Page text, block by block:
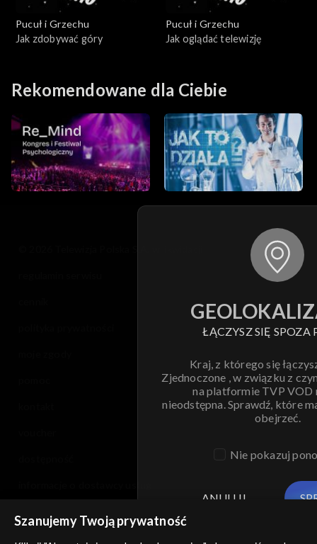
Pucuł i Grzechu
Jak zdobywać góry
Pucuł i Grzechu
Jak oglądać telewizję
Rekomendowane dla Ciebie
ŁĄCZYSZ SIĘ SPOZA
Kraj, z którego się
Zjednoczone , w związku z
na platformie TVP VOD
nieodstępna. Sprawdź, które
obejrzeć.
Nie pokazuj
ANULUJ
Szanujemy Twoją prywatność